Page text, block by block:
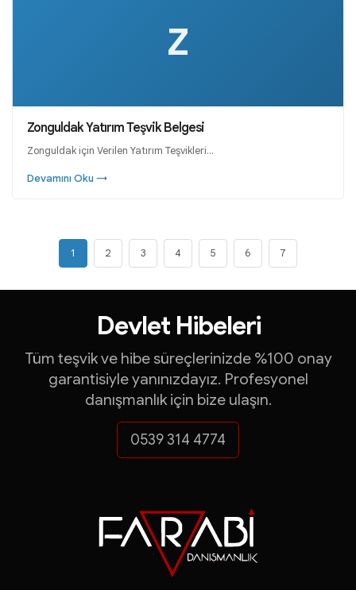
Z
Zonguldak Yatırım Teşvik Belgesi
Zonguldak için Verilen Yatırım Teşvikleri…
Devamını Oku →
1 2 3 4 5 6 7
Yatırım Teşvik Belgeleri
İhracat Destekleri
Devlet Hibeleri
Turquality
KOSGEB Destekleri
ve çok daha fazlası...
FARABİ
Tüm teşvik ve hibe süreçlerinizde %100 onay
garantisiyle yanınızdayız. Profesyonel
danışmanlık için bize ulaşın.
0539 314 4774